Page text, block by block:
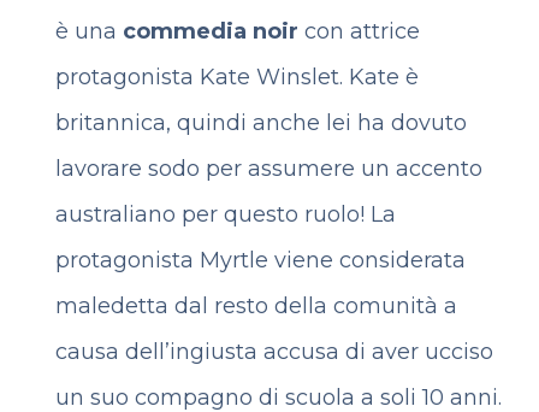
è una commedia noir con attrice
protagonista Kate Winslet. Kate è
britannica, quindi anche lei ha dovuto
lavorare sodo per assumere un accento
australiano per questo ruolo! La
protagonista Myrtle viene considerata
maledetta dal resto della comunità a
causa dell’ingiusta accusa di aver ucciso
un suo compagno di scuola a soli 10 anni.